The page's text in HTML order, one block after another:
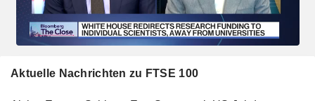
Aktuelle Nachrichten zu FTSE 100